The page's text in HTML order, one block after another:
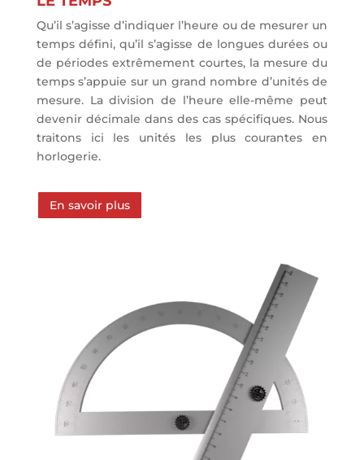
Qu’il s’agisse d’indiquer l’heure ou de mesurer un
temps défini, qu’il s’agisse de longues durées ou
de périodes extrêmement courtes, la mesure du
temps s’appuie sur un grand nombre d’unités de
mesure. La division de l’heure elle-même peut
devenir décimale dans des cas spécifiques. Nous
traitons ici les unités les plus courantes en
horlogerie.
En savoir plus